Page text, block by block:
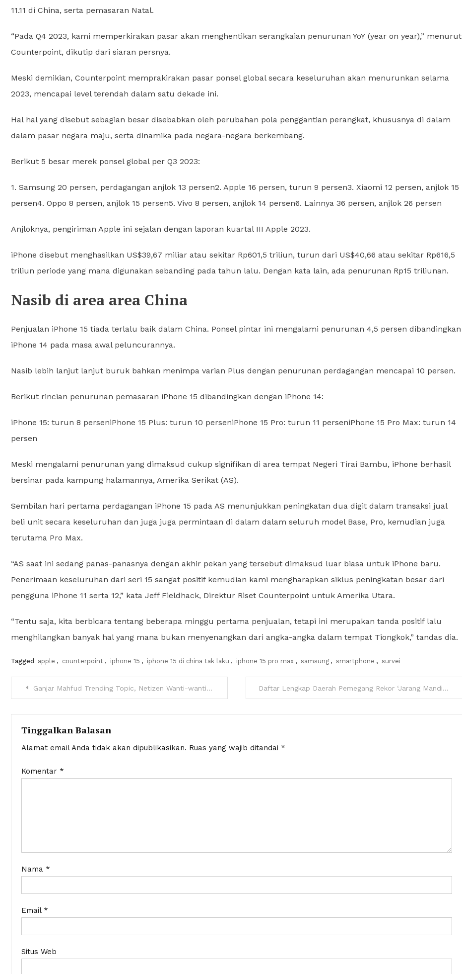
11.11 di China, serta pemasaran Natal.
“Pada Q4 2023, kami memperkirakan pasar akan menghentikan serangkaian penurunan YoY (year on year),” menurut
Counterpoint, dikutip dari siaran persnya.
Meski demikian, Counterpoint memprakirakan pasar ponsel global secara keseluruhan akan menurunkan selama
2023, mencapai level terendah dalam satu dekade ini.
Hal hal yang disebut sebagian besar disebabkan oleh perubahan pola penggantian perangkat, khususnya di dalam
dalam pasar negara maju, serta dinamika pada negara-negara berkembang.
Berikut 5 besar merek ponsel global per Q3 2023:
1. Samsung 20 persen, perdagangan anjlok 13 persen2. Apple 16 persen, turun 9 persen3. Xiaomi 12 persen, anjlok 15
persen4. Oppo 8 persen, anjlok 15 persen5. Vivo 8 persen, anjlok 14 persen6. Lainnya 36 persen, anjlok 26 persen
Anjloknya, pengiriman Apple ini sejalan dengan laporan kuartal III Apple 2023.
iPhone disebut menghasilkan US$39,67 miliar atau sekitar Rp601,5 triliun, turun dari US$40,66 atau sekitar Rp616,5
triliun periode yang mana digunakan sebanding pada tahun lalu. Dengan kata lain, ada penurunan Rp15 triliunan.
Nasib di area area China
Penjualan iPhone 15 tiada terlalu baik dalam China. Ponsel pintar ini mengalami penurunan 4,5 persen dibandingkan
iPhone 14 pada masa awal peluncurannya.
Nasib lebih lanjut lanjut buruk bahkan menimpa varian Plus dengan penurunan perdagangan mencapai 10 persen.
Berikut rincian penurunan pemasaran iPhone 15 dibandingkan dengan iPhone 14:
iPhone 15: turun 8 perseniPhone 15 Plus: turun 10 perseniPhone 15 Pro: turun 11 perseniPhone 15 Pro Max: turun 14
persen
Meski mengalami penurunan yang dimaksud cukup signifikan di area tempat Negeri Tirai Bambu, iPhone berhasil
bersinar pada kampung halamannya, Amerika Serikat (AS).
Sembilan hari pertama perdagangan iPhone 15 pada AS menunjukkan peningkatan dua digit dalam transaksi jual
beli unit secara keseluruhan dan juga juga permintaan di dalam dalam seluruh model Base, Pro, kemudian juga
terutama Pro Max.
“AS saat ini sedang panas-panasnya dengan akhir pekan yang tersebut dimaksud luar biasa untuk iPhone baru.
Penerimaan keseluruhan dari seri 15 sangat positif kemudian kami mengharapkan siklus peningkatan besar dari
pengguna iPhone 11 serta 12,” kata Jeff Fieldhack, Direktur Riset Counterpoint untuk Amerika Utara.
“Tentu saja, kita berbicara tentang beberapa minggu pertama penjualan, tetapi ini merupakan tanda positif lalu
menghilangkan banyak hal yang mana bukan menyenangkan dari angka-angka dalam tempat Tiongkok,” tandas dia.
Tagged apple , counterpoint , iphone 15 , iphone 15 di china tak laku , iphone 15 pro max , samsung , smartphone , survei
Navigasi
pos
Ganjar Mahfud Trending Topic, Netizen Wanti-wanti Potensi PHP Lagi Daftar Lengkap Daerah Pemegang Rekor ‘Jarang Mandi’ Imbas El Nino
Tinggalkan Balasan
Alamat email Anda tidak akan dipublikasikan. Ruas yang wajib ditandai *
Komentar *
Nama *
Email *
Situs Web